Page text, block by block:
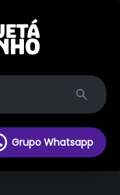
Search
Grupo Whatsapp